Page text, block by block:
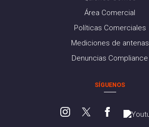
Área Comercial
Políticas Comerciales
Mediciones de antenas
Denuncias Compliance
SÍGUENOS